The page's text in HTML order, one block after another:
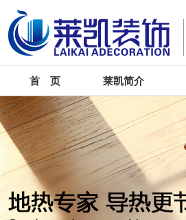
首 页 莱凯简介